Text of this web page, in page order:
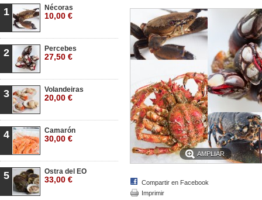
1 Nécoras
10,00 €
2 Percebes
27,50 €
3 Volandeiras
20,00 €
4 Camarón
30,00 €
5 Ostra del EO
33,00 €
AMPLIAR
Compartir en Facebook
Imprimir